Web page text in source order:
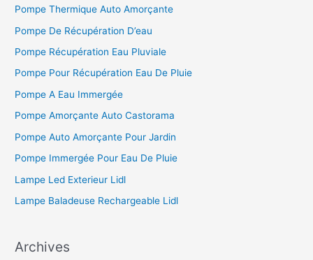
Pompe Thermique Auto Amorçante
Pompe De Récupération D’eau
Pompe Récupération Eau Pluviale
Pompe Pour Récupération Eau De Pluie
Pompe A Eau Immergée
Pompe Amorçante Auto Castorama
Pompe Auto Amorçante Pour Jardin
Pompe Immergée Pour Eau De Pluie
Lampe Led Exterieur Lidl
Lampe Baladeuse Rechargeable Lidl
Archives